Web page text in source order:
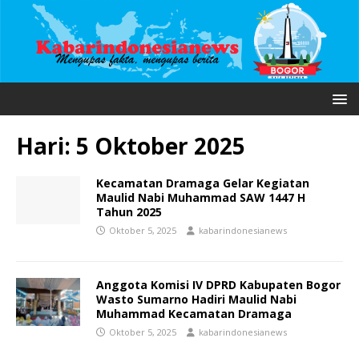
Hari: 5 Oktober 2025
Kecamatan Dramaga Gelar Kegiatan
Maulid Nabi Muhammad SAW 1447 H
Tahun 2025
Oktober 5, 2025 kabarindonesianews
Anggota Komisi IV DPRD Kabupaten Bogor
Wasto Sumarno Hadiri Maulid Nabi
Muhammad Kecamatan Dramaga
Oktober 5, 2025 kabarindonesianews